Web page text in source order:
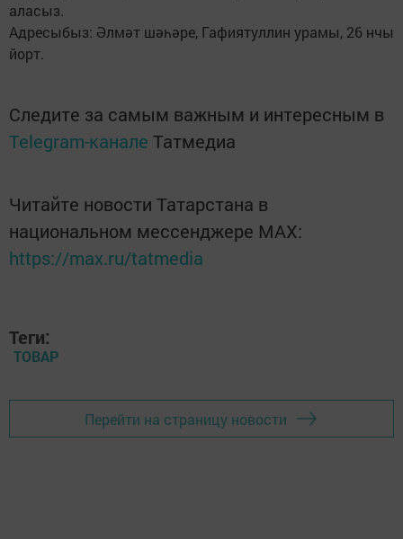
аласыз.
Адресыбыз: Әлмәт шәһәре, Гафиятуллин урамы, 26 нчы
йорт.
Следите за самым важным и интересным в
Telegram-канале Татмедиа
Читайте новости Татарстана в
национальном мессенджере MАХ:
https://max.ru/tatmedia
Теги:
ТОВАР
Перейти на страницу новости